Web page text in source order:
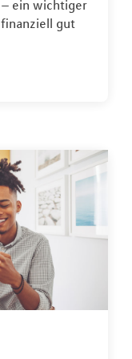
– ein wichtiger
gut